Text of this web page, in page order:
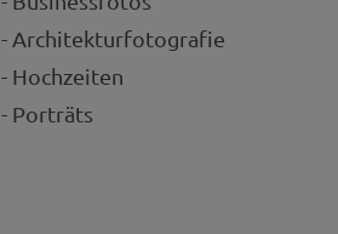
- Architekturfotografie
- Hochzeiten
- Porträts